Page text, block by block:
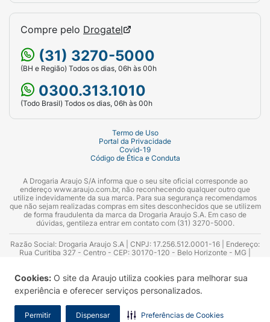
Cookies: O site da Araujo utiliza cookies para melhorar sua
experiência e oferecer serviços personalizados.
Permitir Dispensar Preferências de Cookies
Compre pelo Drogatel
(31) 3270-5000
(BH e Região) Todos os dias, 06h às 00h
0300.313.1010
(Todo Brasil) Todos os dias, 06h às 00h
Termo de Uso
Portal da Privacidade
Covid-19
Código de Ética e Conduta
A Drogaria Araujo S/A informa que o seu site oficial corresponde ao
endereço www.araujo.com.br, não reconhecendo qualquer outro que
utilize indevidamente da sua marca. Para sua segurança recomendamos
que não sejam realizadas compras em sites desconhecidos que se utilizem
de forma fraudulenta da marca da Drogaria Araujo S.A. Em caso de
dúvidas, gentileza entrar em contato com (31) 3270-5000.
Razão Social: Drogaria Araujo S.A | CNPJ: 17.256.512.0001-16 | Endereço:
Rua Curitiba 327 - Centro - CEP: 30170-120 - Belo Horizonte - MG |
Azevedo Guimarães – CRF 10.965 | Yasmin Silva Alvarenga – CRF 52.584 -
Consultor substituto: Thiago Aguiar Pinheiro - CRF Nº 13.748. Alvará
Sanitário: 2025020713 | Autorização de Funcionamento da Empresa (AFE):